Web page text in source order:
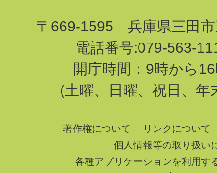
〒669-1595 兵庫県三田市
電話番号:079-563-
開庁時間：9時から
(土曜、日曜、祝日、年
著作権について
リンクについて
個人情報等の取り扱い
各種アプリケーションを利用す